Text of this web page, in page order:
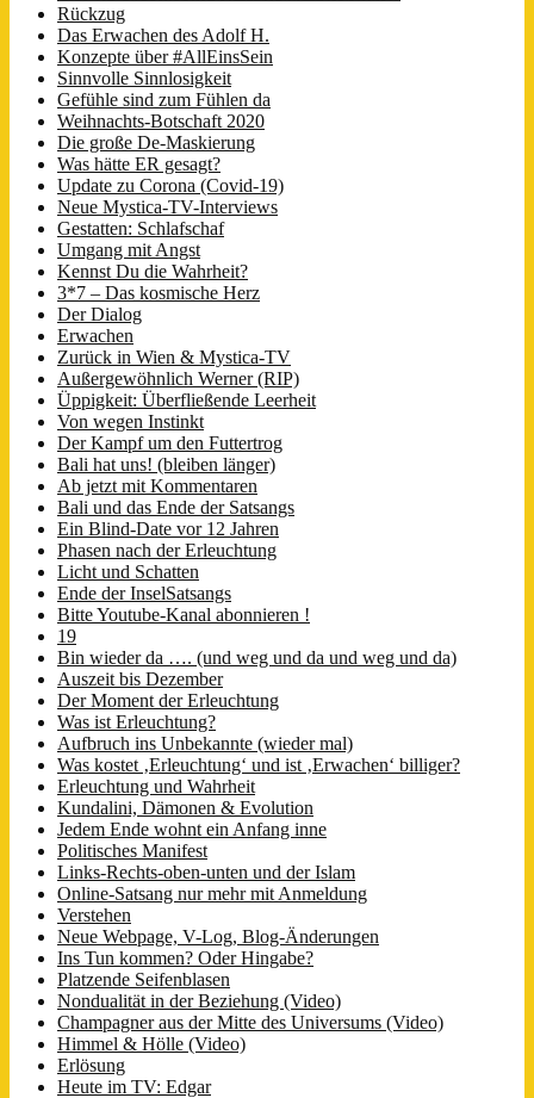
Rückzug
Das Erwachen des Adolf H.
Konzepte über #AllEinsSein
Sinnvolle Sinnlosigkeit
Gefühle sind zum Fühlen da
Weihnachts-Botschaft 2020
Die große De-Maskierung
Was hätte ER gesagt?
Update zu Corona (Covid-19)
Neue Mystica-TV-Interviews
Gestatten: Schlafschaf
Umgang mit Angst
Kennst Du die Wahrheit?
3*7 – Das kosmische Herz
Der Dialog
Erwachen
Zurück in Wien & Mystica-TV
Außergewöhnlich Werner (RIP)
Üppigkeit: Überfließende Leerheit
Von wegen Instinkt
Der Kampf um den Futtertrog
Bali hat uns! (bleiben länger)
Ab jetzt mit Kommentaren
Bali und das Ende der Satsangs
Ein Blind-Date vor 12 Jahren
Phasen nach der Erleuchtung
Licht und Schatten
Ende der InselSatsangs
Bitte Youtube-Kanal abonnieren !
19
Bin wieder da …. (und weg und da und weg und da)
Auszeit bis Dezember
Der Moment der Erleuchtung
Was ist Erleuchtung?
Aufbruch ins Unbekannte (wieder mal)
Was kostet ‚Erleuchtung‘ und ist ‚Erwachen‘ billiger?
Erleuchtung und Wahrheit
Kundalini, Dämonen & Evolution
Jedem Ende wohnt ein Anfang inne
Politisches Manifest
Links-Rechts-oben-unten und der Islam
Online-Satsang nur mehr mit Anmeldung
Verstehen
Neue Webpage, V-Log, Blog-Änderungen
Ins Tun kommen? Oder Hingabe?
Platzende Seifenblasen
Nondualität in der Beziehung (Video)
Champagner aus der Mitte des Universums (Video)
Himmel & Hölle (Video)
Erlösung
Heute im TV: Edgar